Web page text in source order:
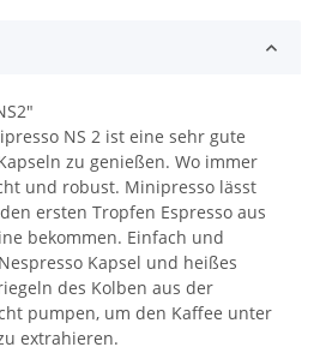
NS 2 ist eine sehr gute
zu genießen. Wo immer
und robust. Minipresso lässt
ersten Tropfen Espresso aus
bekommen. Einfach und
Kapsel und heißes
des Kolben aus der
pumpen, um den Kaffee unter
extrahieren.